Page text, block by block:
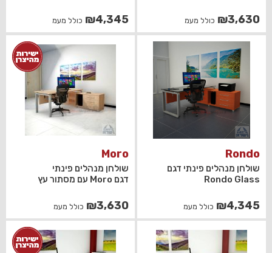
₪3,630 כולל מעמ ₪4,345 כולל מעמ
Rondo
שולחן מנהלים פינתי דגם
Rondo Glass
₪4,345 כולל מעמ
Moro
שולחן מנהלים פינתי
דגם Moro עם מסתור עץ
₪3,630 כולל מעמ